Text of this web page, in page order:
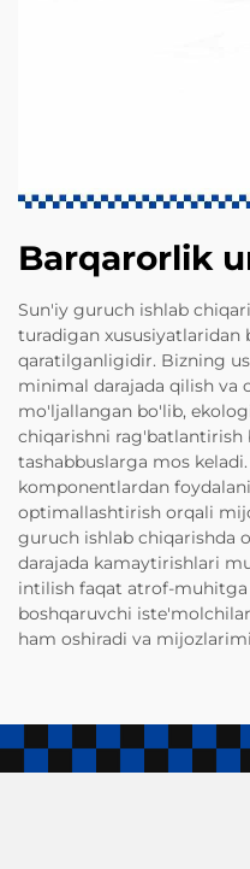
Barqarorlik
Sun'iy guruch ishlab
turadigan
qaratilganligidir. Bizning
minimal darajada qilish
mo'ljallangan bo'lib,
chiqarishni
tashabbuslarga mos
komponentlardan
optimallashtirish orqali
guruch ishlab chiqarishda
darajada kamaytirishlari
intilish faqat atrof-
boshqaruvchi
ham oshiradi va